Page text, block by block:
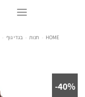
HOME
- חנות - בגדי גוף -
40%-